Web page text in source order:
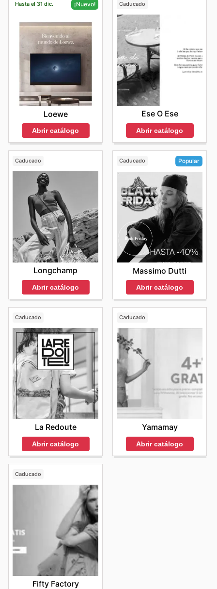
Hasta el 31 dic. ¡Nuevo!
Loewe
Abrir catálogo
Caducado
Ese O Ese
Abrir catálogo
Caducado
Longchamp
Abrir catálogo
Caducado Popular
Massimo Dutti
Abrir catálogo
Caducado
La Redoute
Abrir catálogo
Caducado
Yamamay
Abrir catálogo
Caducado
Fifty Factory